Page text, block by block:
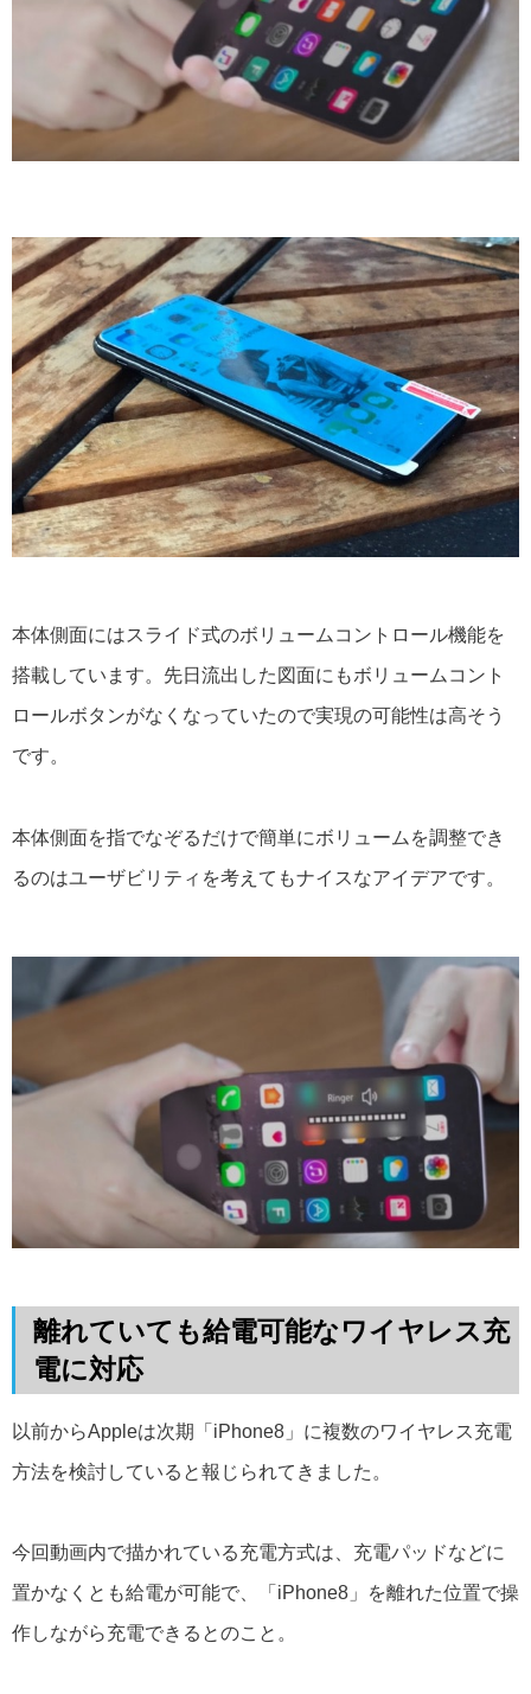
本体側面にはスライド式のボリュームコントロール機能を
搭載しています。先日流出した図面にもボリュームコント
ロールボタンがなくなっていたので実現の可能性は高そう
です。
本体側面を指でなぞるだけで簡単にボリュームを調整でき
るのはユーザビリティを考えてもナイスなアイデアです。
離れていても給電可能なワイヤレス充
電に対応
以前からAppleは次期「iPhone8」に複数のワイヤレス充電
方法を検討していると報じられてきました。
今回動画内で描かれている充電方式は、充電パッドなどに
置かなくとも給電が可能で、「iPhone8」を離れた位置で操
作しながら充電できるとのこと。